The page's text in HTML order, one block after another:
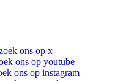
ons op x
ons op youtube
ons op instagram